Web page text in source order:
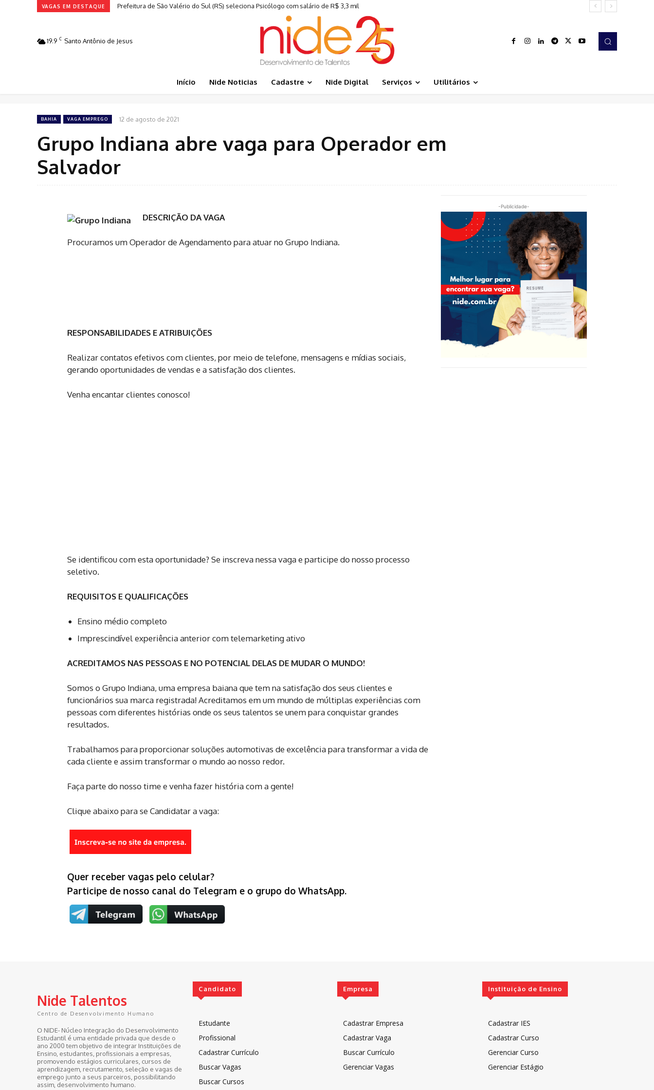
VAGAS EM DESTAQUE Prefeitura de São Valério do Sul (RS) seleciona Psicólogo com salário de R$ 3,3 mil
19.9 C Santo Antônio de Jesus
Início Nide Noticias Cadastre Nide Digital Serviços Utilitários
BAHIA VAGA EMPREGO 12 de agosto de 2021
Grupo Indiana abre vaga para Operador em
Salvador
DESCRIÇÃO DA VAGA
Procuramos um Operador de Agendamento para atuar no Grupo Indiana.
RESPONSABILIDADES E ATRIBUIÇÕES
Realizar contatos efetivos com clientes, por meio de telefone, mensagens e mídias sociais,
gerando oportunidades de vendas e a satisfação dos clientes.
Venha encantar clientes conosco!
Se identificou com esta oportunidade? Se inscreva nessa vaga e participe do nosso processo
seletivo.
REQUISITOS E QUALIFICAÇÕES
Ensino médio completo
Imprescindível experiência anterior com telemarketing ativo
ACREDITAMOS NAS PESSOAS E NO POTENCIAL DELAS DE MUDAR O MUNDO!
Somos o Grupo Indiana, uma empresa baiana que tem na satisfação dos seus clientes e
funcionários sua marca registrada! Acreditamos em um mundo de múltiplas experiências com
pessoas com diferentes histórias onde os seus talentos se unem para conquistar grandes
resultados.
Trabalhamos para proporcionar soluções automotivas de excelência para transformar a vida de
cada cliente e assim transformar o mundo ao nosso redor.
Faça parte do nosso time e venha fazer história com a gente!
Clique abaixo para se Candidatar a vaga:
Quer receber vagas pelo celular?
Participe de nosso canal do Telegram e o grupo do WhatsApp.
-Publicidade-
Nide Talentos
Centro de Desenvolvimento Humano
O NIDE- Núcleo Integração do Desenvolvimento
Estudantil é uma entidade privada que desde o
ano 2000 tem objetivo de integrar Instituições de
Ensino, estudantes, profissionais a empresas,
promovendo estágios curriculares, cursos de
aprendizagem, recrutamento, seleção e vagas de
emprego junto a seus parceiros, possibilitando
assim, desenvolvimento humano.
Candidato
Estudante
Profissional
Cadastrar Currículo
Buscar Vagas
Buscar Cursos
Empresa
Cadastrar Empresa
Cadastrar Vaga
Buscar Currículo
Gerenciar Vagas
Instituição de Ensino
Cadastrar IES
Cadastrar Curso
Gerenciar Curso
Gerenciar Estágio